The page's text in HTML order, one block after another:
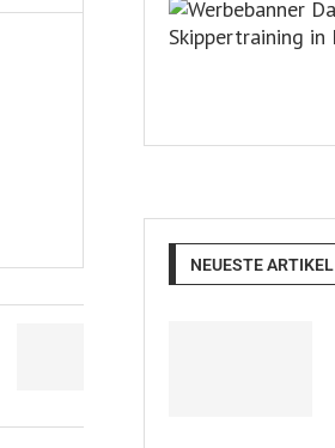
NEUESTE ARTIKEL